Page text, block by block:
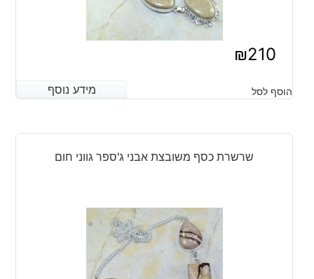
₪210
מידע נוסף הוסף לסל מידע נוסף
שרשרת כסף משובצת אבני ג'ספר גווני חום